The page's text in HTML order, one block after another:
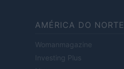
AMÉRICA DO NORTE
Womanmagazine
Investing Plus